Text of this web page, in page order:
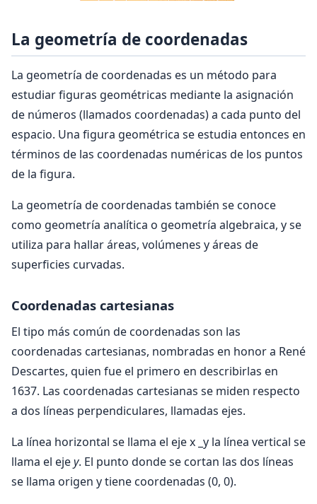
La geometría de coordenadas
La geometría de coordenadas es un método para
estudiar figuras geométricas mediante la asignación
de números (llamados coordenadas) a cada punto del
espacio. Una figura geométrica se estudia entonces en
términos de las coordenadas numéricas de los puntos
de la figura.
La geometría de coordenadas también se conoce
como geometría analítica o geometría algebraica, y se
utiliza para hallar áreas, volúmenes y áreas de
superficies curvadas.
Coordenadas cartesianas
El tipo más común de coordenadas son las
coordenadas cartesianas, nombradas en honor a René
Descartes, quien fue el primero en describirlas en
1637. Las coordenadas cartesianas se miden respecto
a dos líneas perpendiculares, llamadas ejes.
La línea horizontal se llama el eje x _y la línea vertical se
llama el ejey. El punto donde se cortan las dos líneas
se llama origen y tiene coordenadas (0, 0).